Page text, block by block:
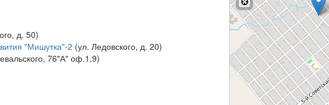
д. 50)
"Мишутка"-2 (ул. Ледовского, д. 20)
76"А" оф.1,9)